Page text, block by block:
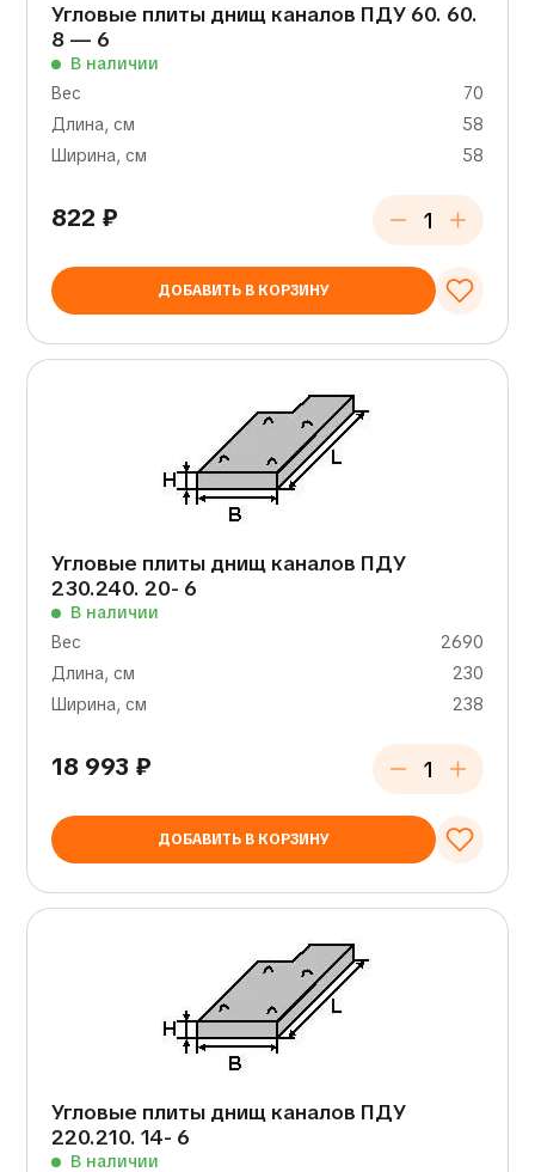
Угловые плиты днищ каналов ПДУ 60. 60.
8 — 6
В наличии
Вес
70
Длина, см
58
Ширина, см
58
822 ₽
ДОБАВИТЬ В КОРЗИНУ
Угловые плиты днищ каналов ПДУ
230.240. 20- 6
В наличии
Вес
2690
Длина, см
230
Ширина, см
238
18 993 ₽
ДОБАВИТЬ В КОРЗИНУ
Угловые плиты днищ каналов ПДУ
220.210. 14- 6
В наличии